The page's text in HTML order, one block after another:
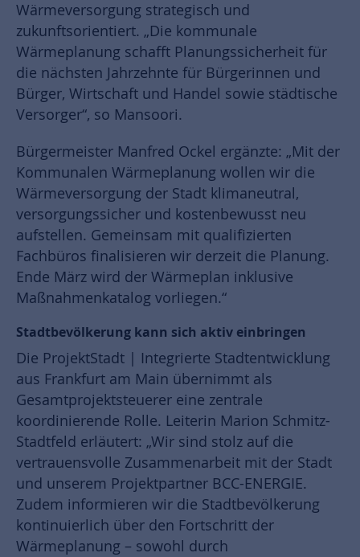
Wärmeversorgung strategisch und
zukunftsorientiert. „Die kommunale
Wärmeplanung schafft Planungssicherheit für
die nächsten Jahrzehnte für Bürgerinnen und
Bürger, Wirtschaft und Handel sowie städtische
Versorger“, so Mansoori.
Bürgermeister Manfred Ockel ergänzte: „Mit der
Kommunalen Wärmeplanung wollen wir die
Wärmeversorgung der Stadt klimaneutral,
versorgungssicher und kostenbewusst neu
aufstellen. Gemeinsam mit qualifizierten
Fachbüros finalisieren wir derzeit die Planung.
Ende März wird der Wärmeplan inklusive
Maßnahmenkatalog vorliegen.“
Stadtbevölkerung kann sich aktiv einbringen
Die ProjektStadt | Integrierte Stadtentwicklung
aus Frankfurt am Main übernimmt als
Gesamtprojektsteuerer eine zentrale
koordinierende Rolle. Leiterin Marion Schmitz-
Stadtfeld erläutert: „Wir sind stolz auf die
vertrauensvolle Zusammenarbeit mit der Stadt
und unserem Projektpartner BCC-ENERGIE.
Zudem informieren wir die Stadtbevölkerung
kontinuierlich über den Fortschritt der
Wärmeplanung – sowohl durch